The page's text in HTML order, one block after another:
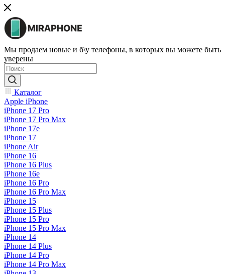
Мы продаем новые и б\у телефоны, в которых вы можете быть
уверены
Каталог
Apple iPhone
iPhone 17 Pro
iPhone 17 Pro Max
iPhone 17e
iPhone 17
iPhone Air
iPhone 16
iPhone 16 Plus
iPhone 16e
iPhone 16 Pro
iPhone 16 Pro Max
iPhone 15
iPhone 15 Plus
iPhone 15 Pro
iPhone 15 Pro Max
iPhone 14
iPhone 14 Plus
iPhone 14 Pro
iPhone 14 Pro Max